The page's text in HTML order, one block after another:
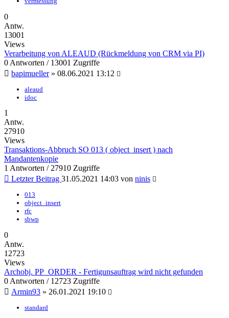
0
Antw.
13001
Views
Verarbeitung von ALEAUD (Rückmeldung von CRM via PI)
0 Antworten / 13001 Zugriffe
bapimueller» 08.06.2021 13:12
aleaud
idoc
1
Antw.
27910
Views
Transaktions-Abbruch SO 013 ( object_insert ) nach
Mandantenkopie
1 Antworten / 27910 Zugriffe
Letzter Beitrag 31.05.2021 14:03 von ninis
013
object_insert
rfc
sbwp
0
Antw.
12723
Views
Archobj. PP_ORDER - Fertigunsauftrag wird nicht gefunden
0 Antworten / 12723 Zugriffe
Armin93 » 26.01.2021 19:10
standard